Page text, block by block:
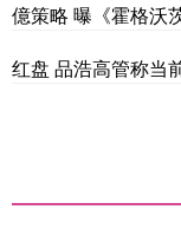
億策略 曝《霍格沃
红盘 品浩高管称当